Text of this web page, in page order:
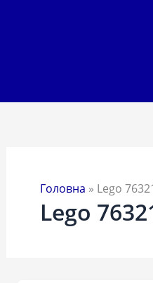
Головна » Lego
Lego